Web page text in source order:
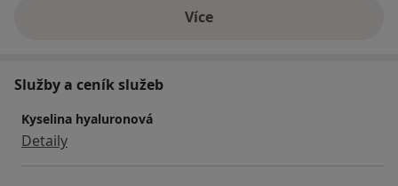
Víceo zkušenostech
Služby a ceník služeb
Kyselina hyaluronová
Detaily